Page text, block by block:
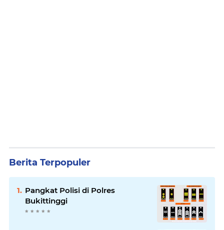
Berita Terpopuler
Pangkat Polisi di Polres
Bukittinggi